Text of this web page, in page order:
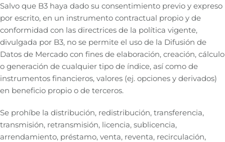
Salvo que B3 haya dado su consentimiento previo y expreso
por escrito, en un instrumento contractual propio y de
conformidad con las directrices de la política vigente,
divulgada por B3, no se permite el uso de la Difusión de
Datos de Mercado con fines de elaboración, creación, cálculo
o generación de cualquier tipo de índice, así como de
instrumentos financieros, valores (ej. opciones y derivados)
en beneficio propio o de terceros.
Se prohíbe la distribución, redistribución, transferencia,
transmisión, retransmisión, licencia, sublicencia,
arrendamiento, préstamo, venta, reventa, recirculación,